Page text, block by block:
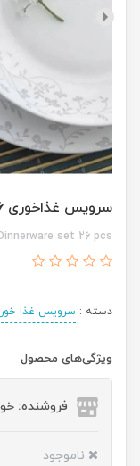
سرویس غذاخوری 26 پارچه آرکوپال مدل گلریز طوسی
set 26 pcs
دسته : سرویس غذا
ویژگی‌های محصول
فروشنده:
ناموجود